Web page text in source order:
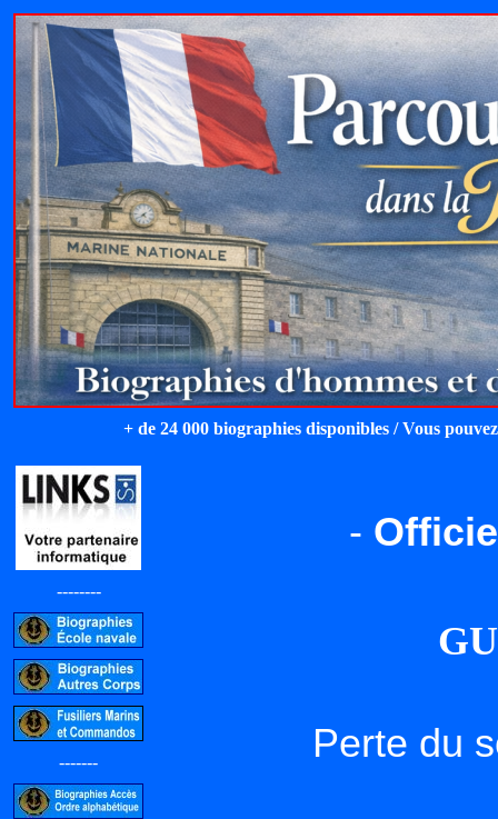
+ de 24 000 biographies disponibles / Vous
--------
-------
-
Perte du